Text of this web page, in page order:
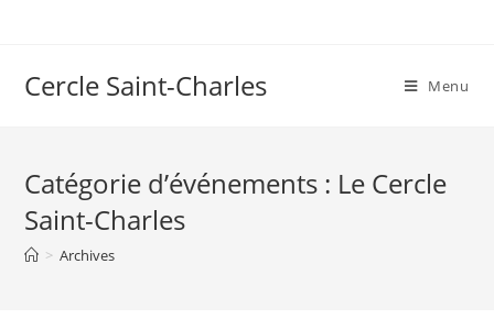
Cercle Saint-Charles Menu
Catégorie d’événements : Le Cercle
Saint-Charles
> Archives